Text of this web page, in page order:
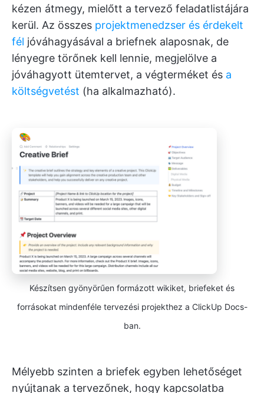
kézen átmegy, mielőtt a tervező feladatlistájára
kerül. Az összes projektmenedzser és érdekelt
fél jóváhagyásával a briefnek alaposnak, de
lényegre törőnek kell lennie, megjelölve a
jóváhagyott ütemtervet, a végterméket és a
költségvetést (ha alkalmazható).
Készítsen gyönyörűen formázott wikiket, briefeket és
forrásokat mindenféle tervezési projekthez a ClickUp Docs-
ban.
Mélyebb szinten a briefek egyben lehetőséget
nyújtanak a tervezőnek, hogy kapcsolatba